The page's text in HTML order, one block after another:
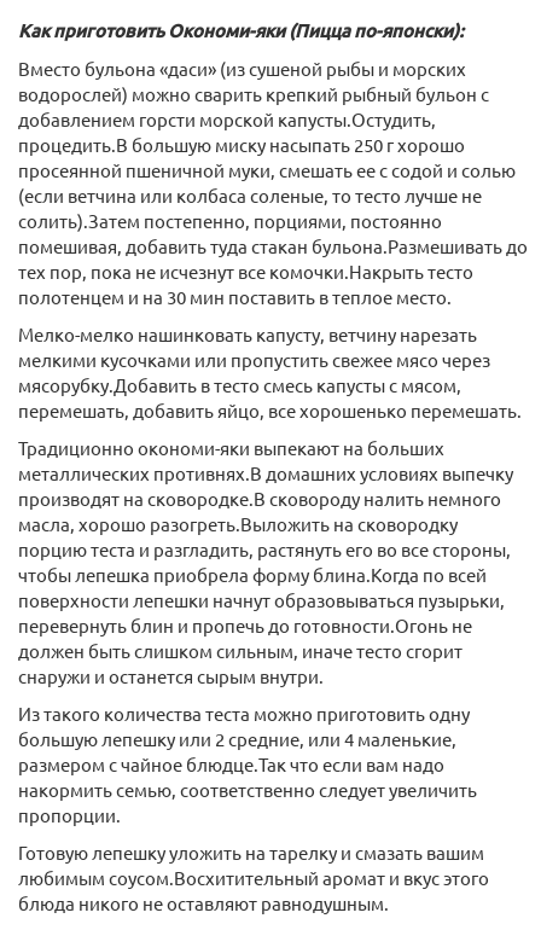
Как приготовить Окономи-яки (Пицца по-японски):
Вместо бульона «даси» (из сушеной рыбы и морских
водорослей) можно сварить крепкий рыбный бульон с
добавлением горсти морской капусты.Остудить,
процедить.В большую миску насыпать 250 г хорошо
просеянной пшеничной муки, смешать ее с содой и солью
(если ветчина или колбаса соленые, то тесто лучше не
солить).Затем постепенно, порциями, постоянно
помешивая, добавить туда стакан бульона.Размешивать до
тех пор, пока не исчезнут все комочки.Накрыть тесто
полотенцем и на 30 мин поставить в теплое место.
Мелко-мелко нашинковать капусту, ветчину нарезать
мелкими кусочками или пропустить свежее мясо через
мясорубку.Добавить в тесто смесь капусты с мясом,
перемешать, добавить яйцо, все хорошенько перемешать.
Традиционно окономи-яки выпекают на больших
металлических противнях.В домашних условиях выпечку
производят на сковородке.В сковороду налить немного
масла, хорошо разогреть.Выложить на сковородку
порцию теста и разгладить, растянуть его во все стороны,
чтобы лепешка приобрела форму блина.Когда по всей
поверхности лепешки начнут образовываться пузырьки,
перевернуть блин и пропечь до готовности.Огонь не
должен быть слишком сильным, иначе тесто сгорит
снаружи и останется сырым внутри.
Из такого количества теста можно приготовить одну
большую лепешку или 2 средние, или 4 маленькие,
размером с чайное блюдце.Так что если вам надо
накормить семью, соответственно следует увеличить
пропорции.
Готовую лепешку уложить на тарелку и смазать вашим
любимым соусом.Восхитительный аромат и вкус этого
блюда никого не оставляют равнодушным.